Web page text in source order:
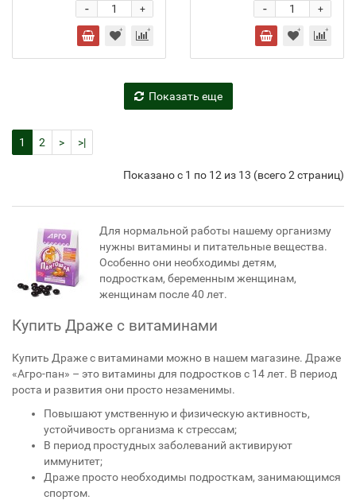
+
- +
-
Показать еще
1 2 > >|
Показано с 1 по 12 из 13 (всего 2 страниц)
Для нормальной работы нашему организму
нужны витамины и питательные вещества.
Особенно они необходимы детям,
подросткам, беременным женщинам,
женщинам после 40 лет.
Купить Драже с витаминами
Купить Драже с витаминами можно в нашем магазине. Драже
«Агро-пан» – это витамины для подростков с 14 лет. В период
роста и развития они просто незаменимы.
Повышают умственную и физическую активность,
устойчивость организма к стрессам;
В период простудных заболеваний активируют
иммунитет;
Драже просто необходимы подросткам, занимающимся
спортом.